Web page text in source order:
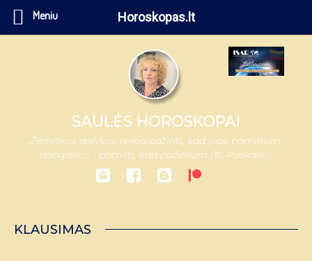
SAULĖS HOROSKOPAI
Žemiškus dalykus reikia pažinti, kad juos pamiltum,
dangiškus - pamilti, kad pažintum (B. Paskalis).
KLAUSIMAS
Meniu Horoskopas.lt